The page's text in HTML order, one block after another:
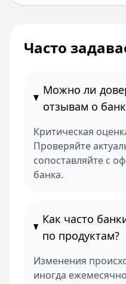
Часто
Можно ли
отзывам о
Критическая
Проверяйте
сопоставляйте с
банка.
Как часто
по продуктам?
Изменения
иногда